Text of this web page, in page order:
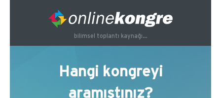
bilimsel toplantı kaynağı...
Hangi kongreyi
aramıştınız?